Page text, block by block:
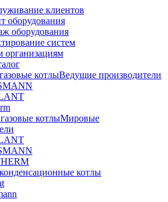
клиентов
оборудования
оборудования
систем
котлыВедущие производители
котлыМировые
котлы